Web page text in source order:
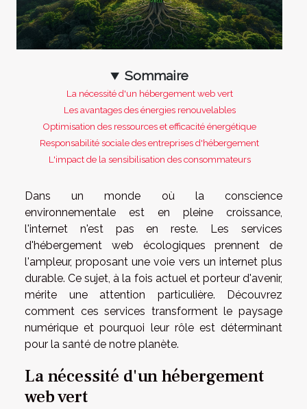
Sommaire
La nécessité d'un hébergement web vert
Les avantages des énergies renouvelables
Optimisation des ressources et efficacité énergétique
Responsabilité sociale des entreprises d'hébergement
L'impact de la sensibilisation des consommateurs
Dans un monde où la conscience
environnementale est en pleine croissance,
l'internet n'est pas en reste. Les services
d'hébergement web écologiques prennent de
l'ampleur, proposant une voie vers un internet plus
durable. Ce sujet, à la fois actuel et porteur d'avenir,
mérite une attention particulière. Découvrez
comment ces services transforment le paysage
numérique et pourquoi leur rôle est déterminant
pour la santé de notre planète.
La nécessité d'un hébergement
web vert